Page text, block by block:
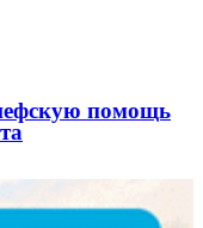
помощь